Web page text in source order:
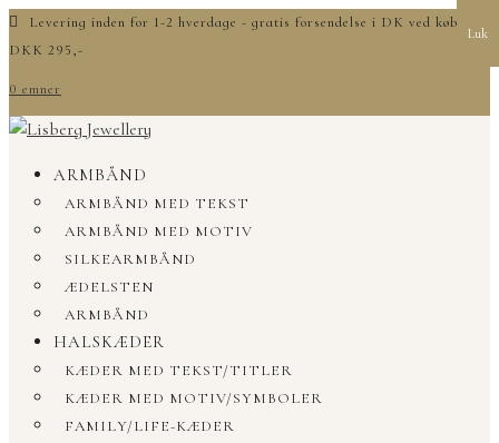
Levering inden for 1-2 hverdage - gratis forsendelse i DK ved køb over
DKK 295,-
0 emner
ARMBÅND
ARMBÅND MED TEKST
ARMBÅND MED MOTIV
SILKEARMBÅND
ÆDELSTEN
ARMBÅND
HALSKÆDER
KÆDER MED TEKST/TITLER
KÆDER MED MOTIV/SYMBOLER
FAMILY/LIFE-KÆDER
Luk